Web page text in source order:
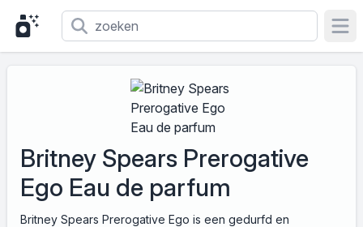
Britney Spears Prerogative
Ego Eau de parfum
Britney Spears Prerogative Ego is een gedurfd en